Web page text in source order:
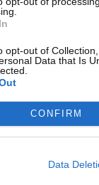
opt-out of
Data that Is
CONFIRM
Data